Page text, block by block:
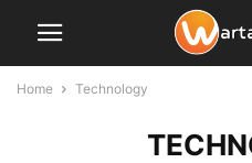
Home Technology